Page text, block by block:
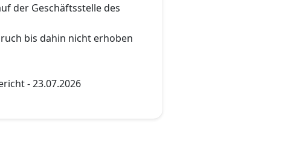
der Geschäftsstelle des
bis dahin nicht erhoben
- 23.07.2026